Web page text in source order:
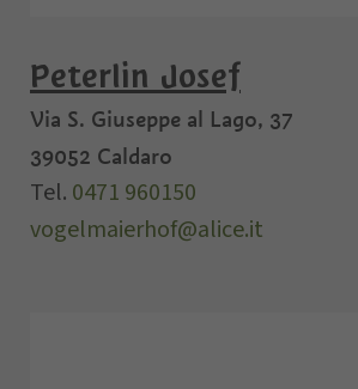
Peterlin Josef
Via S. Giuseppe al Lago, 37
39052 Caldaro
Tel. 0471 960150
vogelmaierhof@alice.it